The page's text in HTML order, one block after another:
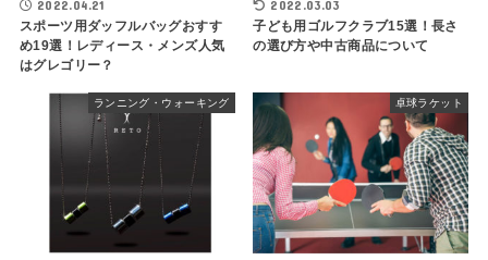
2022.04.21
スポーツ用ダッフルバッグおすす
め19選！レディース・メンズ人気
はグレゴリー？
2022.03.03
子ども用ゴルフクラブ15選！長さ
の選び方や中古商品について
ランニング・ウォーキング 卓球ラケット